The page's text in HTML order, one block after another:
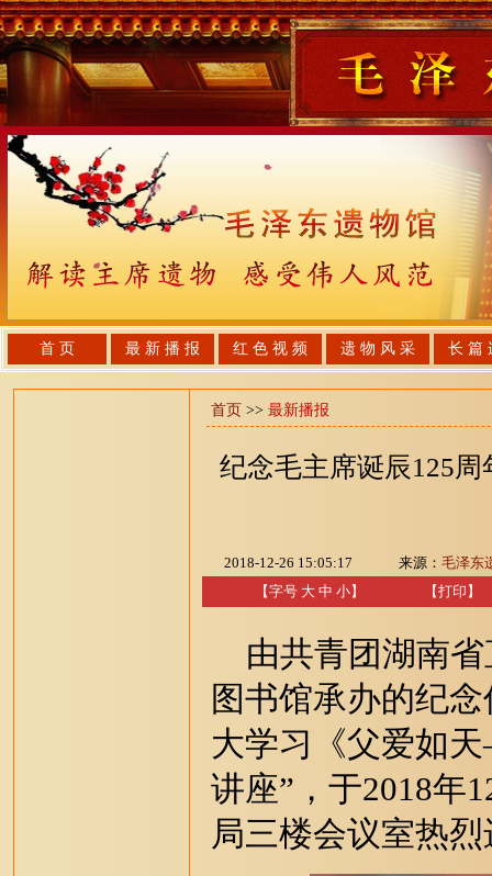
首 页 最 新 播 报 红 色 视 频 遗 物 风 采 长 篇
首页 >> 最新播报
纪念毛主席诞辰125
2018-12-26 15:05:17 来源： 毛泽东
【字号 大 中 小】 【打印 】
由共青团湖南省
图书馆承办的纪
大学习《父爱如
讲座”，于2018年
局三楼会议室热